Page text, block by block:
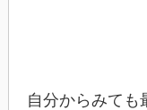
自分からみても